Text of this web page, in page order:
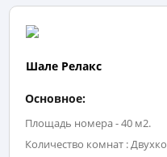
Шале Релакс
Основное:
Площадь номера - 40 м2.
Количество комнат :